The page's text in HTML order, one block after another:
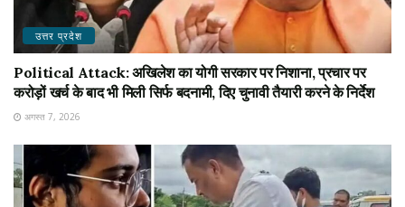
उत्तर प्रदेश
Political Attack: अखिलेश का योगी सरकार पर निशाना, प्रचार पर
करोड़ों खर्च के बाद भी मिली सिर्फ बदनामी, दिए चुनावी तैयारी करने के निर्देश
अगस्त 7, 2026